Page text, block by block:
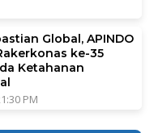
Global, APINDO
ke-35
Ketahanan
PM